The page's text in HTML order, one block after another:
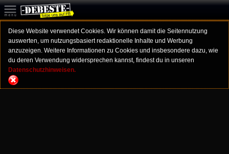
Diese Website verwendet Cookies. Wir können damit die Seitennutzung
auswerten, um nutzungsbasiert redaktionelle Inhalte und Werbung
anzuzeigen. Weitere Informationen zu Cookies und insbesondere dazu, wie
du deren Verwendung widersprechen kannst, findest du in unseren
Datenschutzhinweisen.